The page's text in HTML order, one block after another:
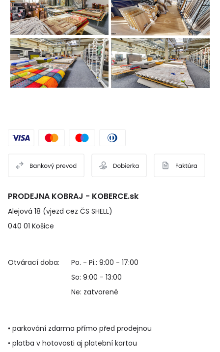
PRODEJNA KOBRAJ - KOBERCE.sk
Alejová 18 (vjezd cez ČS SHELL)
040 01 Košice
Otvárací doba:
Po. - Pi.: 9:00 - 17:00
So: 9:00 - 13:00
Ne: zatvorené
• parkování zdarma přímo před prodejnou
• platba v hotovosti aj platební kartou